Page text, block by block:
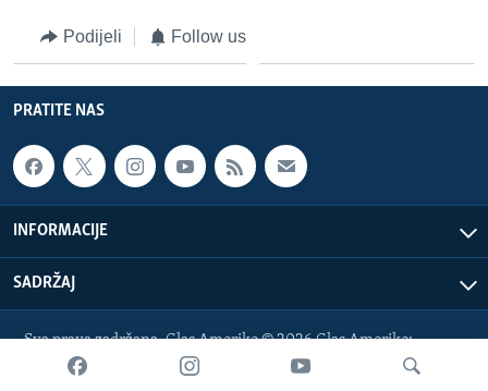
Jezici
Podijeli Follow us
PRATITE NAS
INFORMACIJE
SADRŽAJ
Sva prava zadržana. Glas Amerike © 2026 Glas Amerike:
bosnian-service@voanews.com